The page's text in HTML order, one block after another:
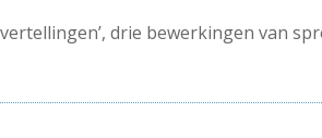
drie bewerkingen van